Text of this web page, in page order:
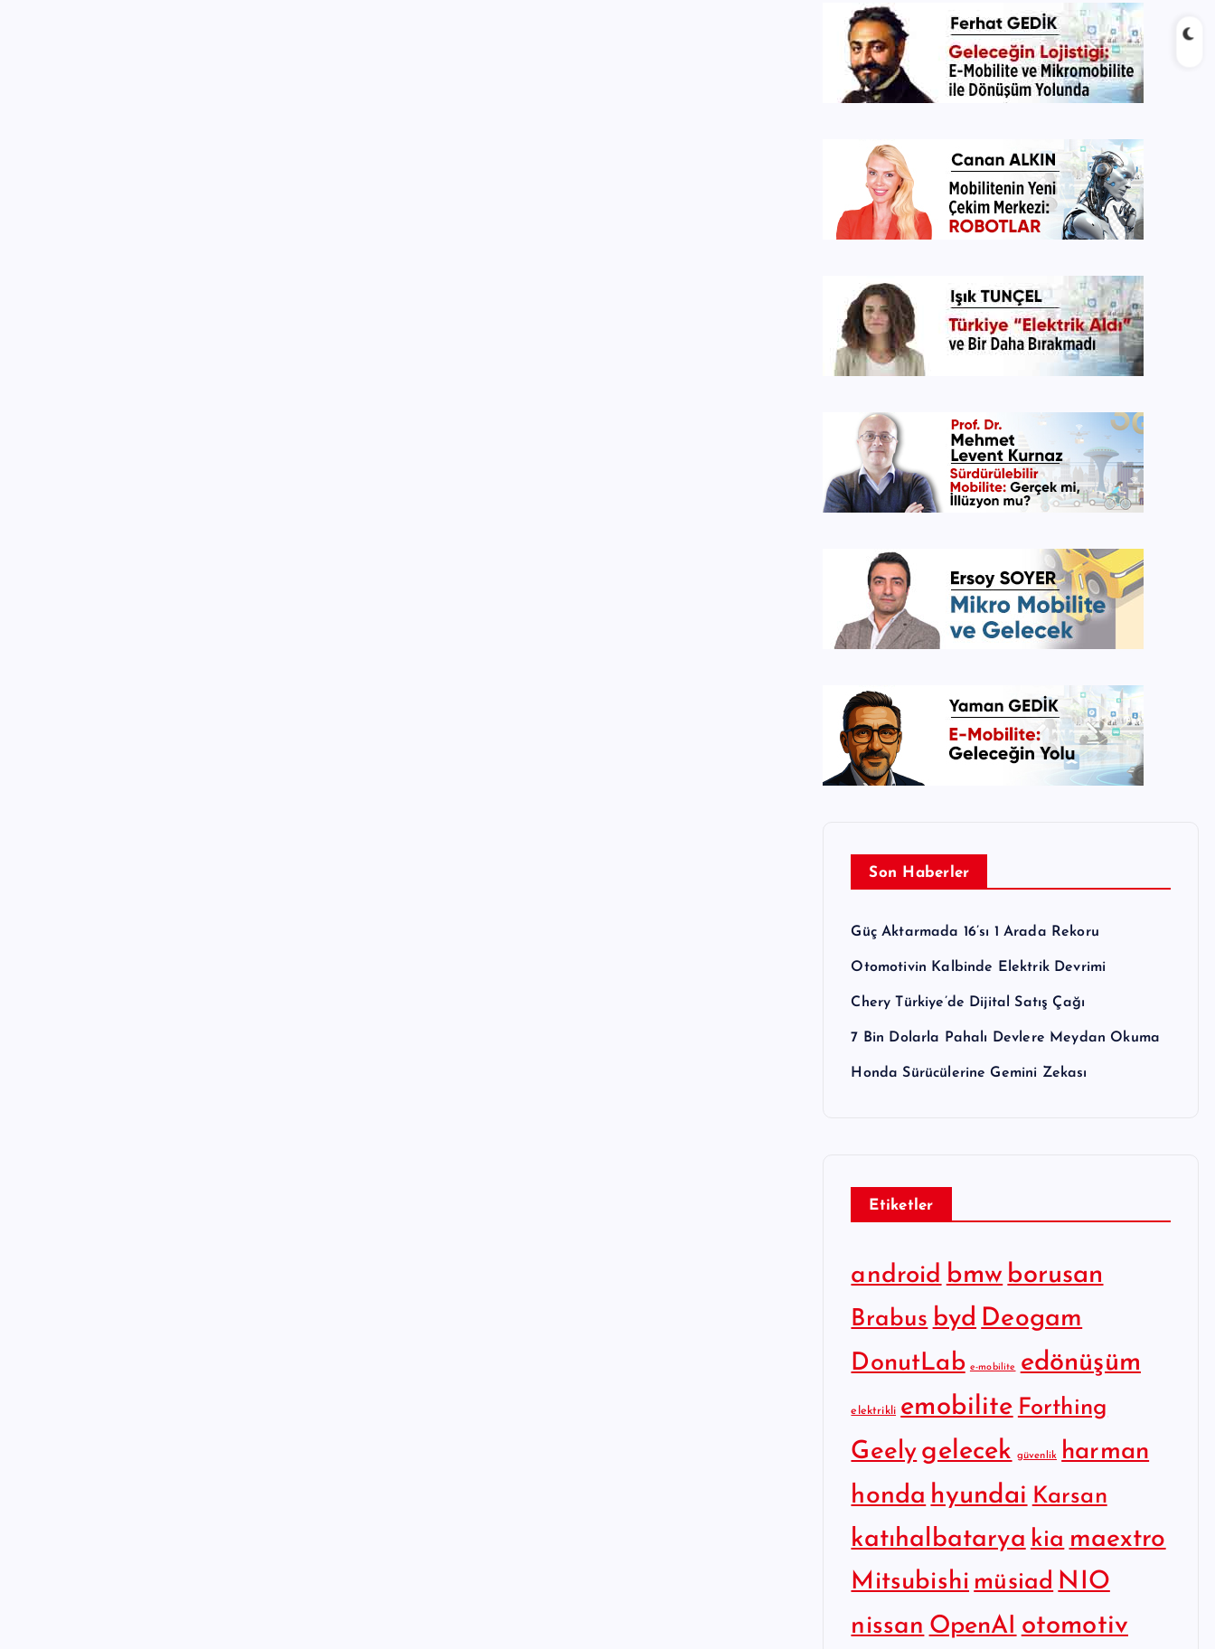
Son Haberler
Güç Aktarmada 16’sı 1 Arada Rekoru
Otomotivin Kalbinde Elektrik Devrimi
Chery Türkiye’de Dijital Satış Çağı
7 Bin Dolarla Pahalı Devlere Meydan Okuma
Honda Sürücülerine Gemini Zekası
Etiketler
android bmw borusan
Brabus byd Deogam
DonutLab e-mobilite edönüşüm
elektrikli emobilite Forthing
Geely gelecek güvenlik harman
honda hyundai Karsan
katıhalbatarya kia maextro
Mitsubishi müsiad NIO
nissan OpenAI otomotiv